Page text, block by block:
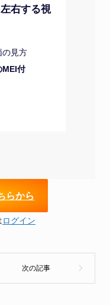
右する視
の見方
MEI付
らから
ログイン